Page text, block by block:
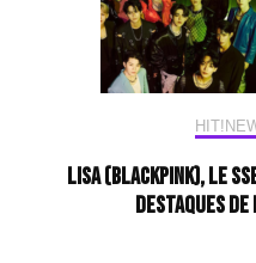
LISA (BLACKPINK), LE
destaques de